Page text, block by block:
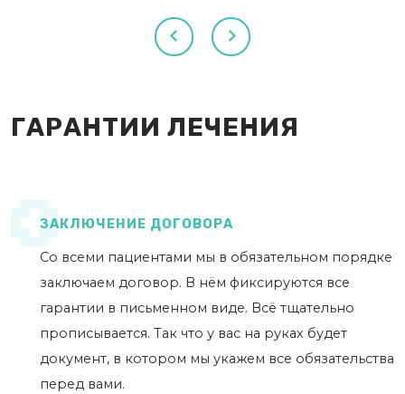
ГАРАНТИИ ЛЕЧЕНИЯ
ЗАКЛЮЧЕНИЕ ДОГОВОРА
Со всеми пациентами мы в обязательном порядке
заключаем договор. В нём фиксируются все
гарантии в письменном виде. Всё тщательно
прописывается. Так что у вас на руках будет
документ, в котором мы укажем все обязательства
перед вами.